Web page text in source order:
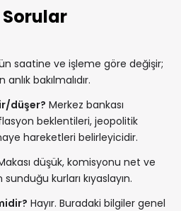
Sorular
saatine ve işleme göre değişir;
bakılmalıdır.
düşer? Merkez bankası
beklentileri, jeopolitik
hareketleri belirleyicidir.
düşük, komisyonu net ve
kurları kıyaslayın.
Hayır. Buradaki bilgiler genel